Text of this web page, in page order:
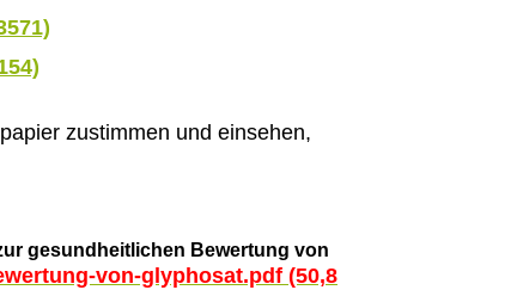
zustimmen und einsehen,
gesundheitlichen Bewertung von
von-glyphosat.pdf (50,8